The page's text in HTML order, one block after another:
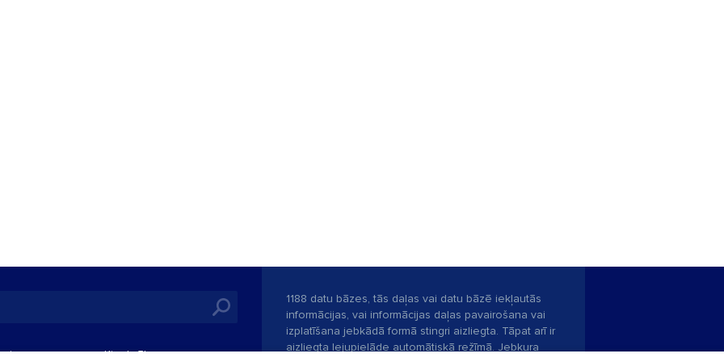
Kinoteātros
1188 datu bāzes, tās daļas vai datu bāzē iekļautās
informācijas, vai informācijas daļas pavairošana vai
izplatīšana jebkādā formā stingri aizliegta. Tāpat arī ir
aizliegta lejupielāde automātiskā režīmā. Jebkura